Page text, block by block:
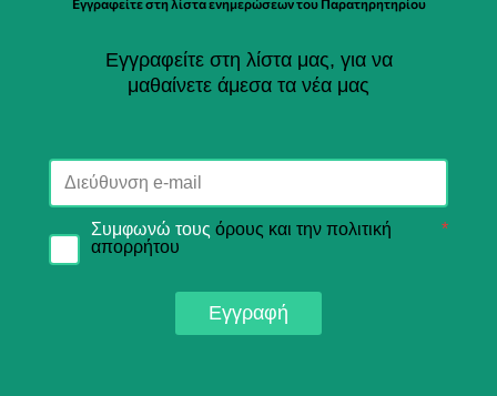
Εγγραφείτε στη λίστα ενημερώσεων του Παρατηρητηρίου
Εγγραφείτε στη λίστα μας, για να
μαθαίνετε άμεσα τα νέα μας
Συμφωνώ τους όρους και την πολιτική
απορρήτου
*
Εγγραφή